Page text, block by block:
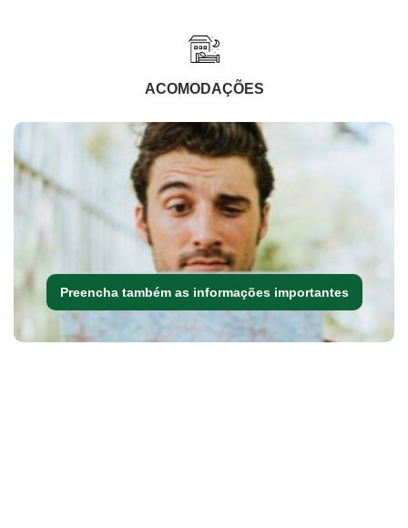
ACOMODAÇÕES
Preencha também as informações importantes